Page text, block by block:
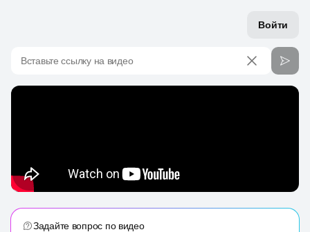
Войти
Вставьте ссылку на видео
Задайте вопрос по видео